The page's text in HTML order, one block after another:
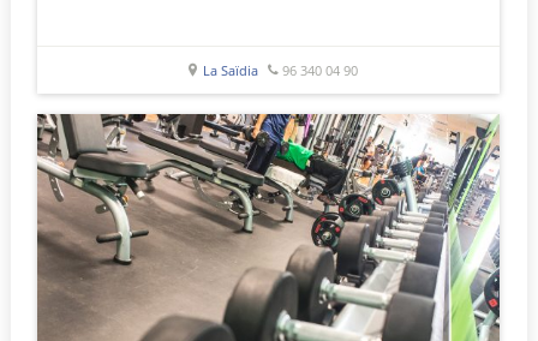
La Saïdia 96 340 04 90